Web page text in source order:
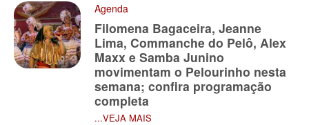
Agenda
Filomena Bagaceira, Jeanne
Lima, Commanche do Pelô, Alex
Maxx e Samba Junino
movimentam o Pelourinho nesta
semana; confira programação
completa
...VEJA MAIS